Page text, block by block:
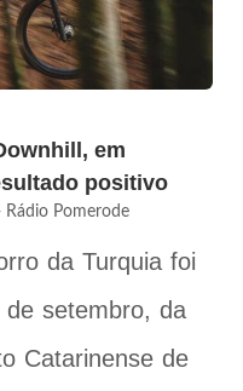
em
positivo
Rádio Pomerode
da Turquia foi
setembro, da
Catarinense de